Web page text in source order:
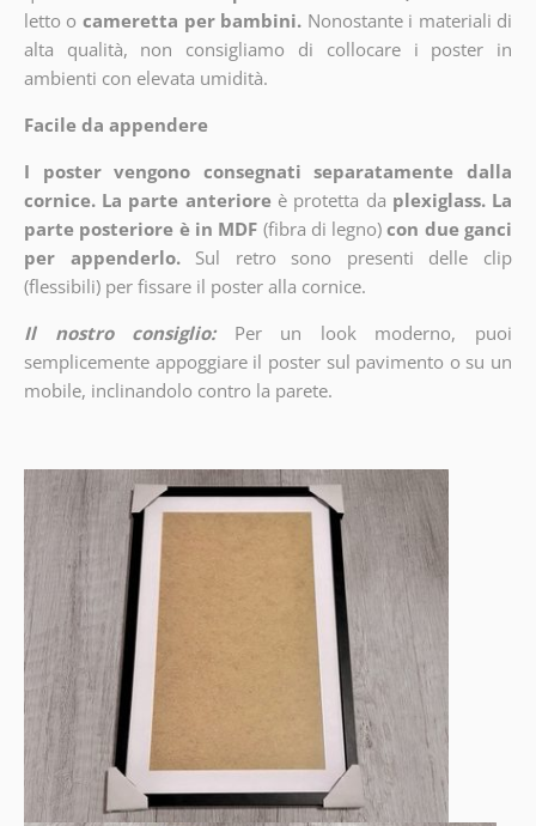
letto o cameretta per bambini. Nonostante i materiali di
alta qualità, non consigliamo di collocare i poster in
ambienti con elevata umidità.
Facile da appendere
I poster vengono consegnati separatamente dalla
cornice. La parte anteriore è protetta da plexiglass. La
parte posteriore è in MDF (fibra di legno) con due ganci
per appenderlo.
Sul retro sono presenti delle clip
(flessibili) per fissare il poster alla cornice.
Il nostro consiglio:
Per un look moderno, puoi
semplicemente appoggiare il poster sul pavimento o su un
mobile, inclinandolo contro la parete.